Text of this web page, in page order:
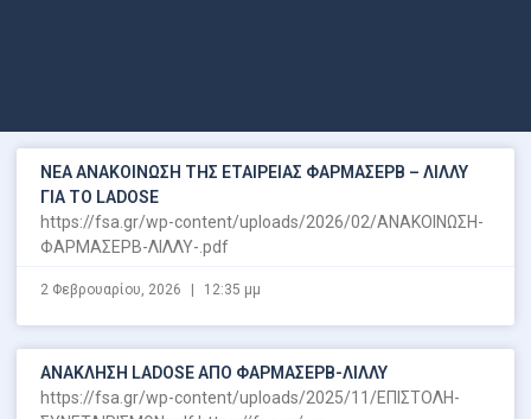
ΝΕΑ ΑΝΑΚΟΙΝΩΣΗ ΤΗΣ ΕΤΑΙΡΕΙΑΣ ΦΑΡΜΑΣΕΡΒ – ΛΙΛΛΥ
ΓΙΑ ΤΟ LADOSE
https://fsa.gr/wp-content/uploads/2026/02/ΑΝΑΚΟΙΝΩΣΗ-
ΦΑΡΜΑΣΕΡΒ-ΛΙΛΛΥ-.pdf
2 Φεβρουαρίου, 2026 12:35 μμ
ΑΝΑΚΛΗΣΗ LADOSE ΑΠΟ ΦΑΡΜΑΣΕΡΒ-ΛΙΛΛΥ
https://fsa.gr/wp-content/uploads/2025/11/ΕΠΙΣΤΟΛΗ-